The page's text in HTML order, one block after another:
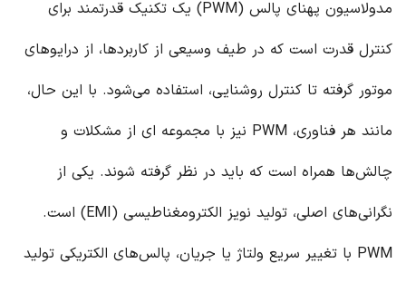
مدولاسیون پهنای پالس (PWM) یک تکنیک قدرتمند برای
کنترل قدرت است که در طیف وسیعی از کاربردها، از درایوهای
موتور گرفته تا کنترل روشنایی، استفاده می‌شود. با این حال،
مانند هر فناوری، PWM نیز با مجموعه ای از مشکلات و
چالش‌ها همراه است که باید در نظر گرفته شوند. یکی از
نگرانی‌های اصلی، تولید نویز الکترومغناطیسی (EMI) است.
PWM با تغییر سریع ولتاژ یا جریان، پالس‌های الکتریکی تولید